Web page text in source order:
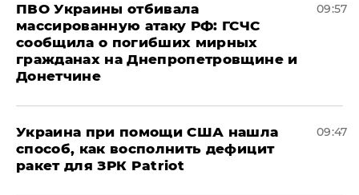
ПВО Украины отбивала
массированную атаку РФ: ГСЧС
сообщила о погибших мирных
гражданах на Днепропетровщине и
Донетчине
09:57
Украина при помощи США нашла
способ, как восполнить дефицит
ракет для ЗРК Patriot
09:47